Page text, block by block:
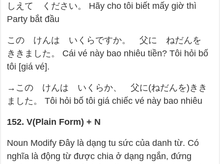
しえて ください。 Hãy cho tôi biết mấy giờ thì
Party bắt đầu
この けんは いくらですか。 父に ねだんを
ききました。 Cái vé này bao nhiêu tiền? Tôi hỏi bố
tôi [giá vé].
→この けんは いくらか、 父に(ねだんを)きき
ました。 Tôi hỏi bố tôi giá chiếc vé này bao nhiêu
152. V(Plain Form) + N
Noun Modify Đây là dạng tu sức của danh từ. Có
nghĩa là động từ được chia ở dạng ngắn, đứng